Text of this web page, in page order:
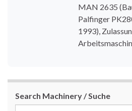
MAN 2635
Palfinger
1993),
Search Machinery / Suche